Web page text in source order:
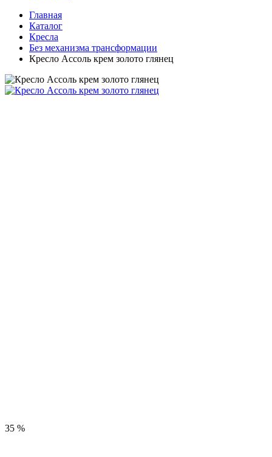
Главная
Каталог
Кресла
Без механизма трансформации
Кресло Ассоль крем золото глянец
35 %